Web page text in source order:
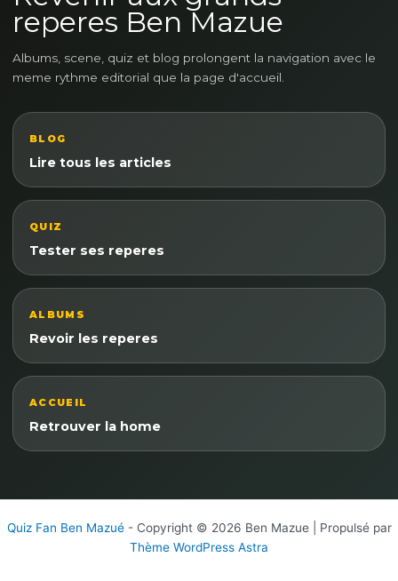
reperes Ben Mazue
Albums, scene, quiz et blog prolongent la navigation avec le
meme rythme editorial que la page d'accueil.
BLOG
Lire tous les articles
QUIZ
Tester ses reperes
ALBUMS
Revoir les reperes
ACCUEIL
Retrouver la home
Quiz Fan Ben Mazué- Copyright © 2026 Ben Mazue | Propulsé par
Thème WordPress Astra